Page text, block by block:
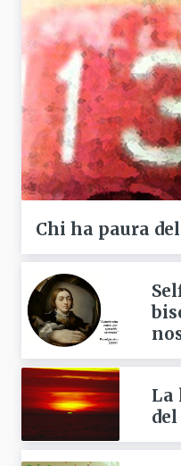
Chi ha paura
La